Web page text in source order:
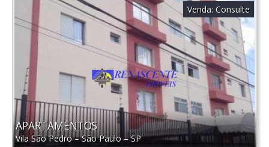
APARTAMENTOS
Vila São Pedro–São Paulo –SP
Venda: Consulte